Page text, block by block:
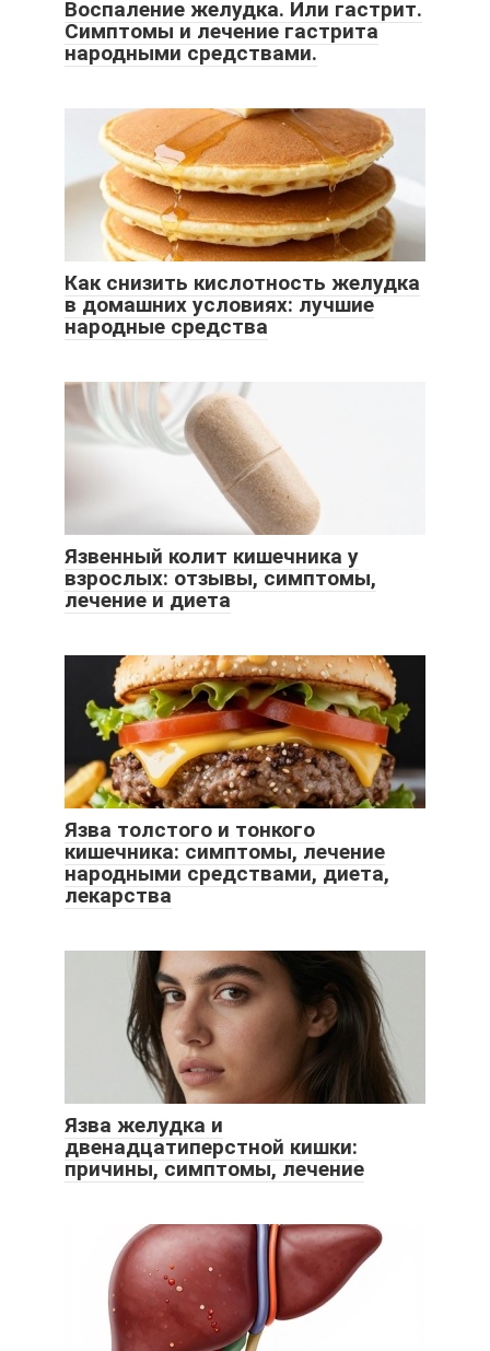
Воспаление желудка. Или гастрит.
Симптомы и лечение гастрита
народными средствами.
Как снизить кислотность желудка
в домашних условиях: лучшие
народные средства
Язвенный колит кишечника у
взрослых: отзывы, симптомы,
лечение и диета
Язва толстого и тонкого
кишечника: симптомы, лечение
народными средствами, диета,
лекарства
Язва желудка и
двенадцатиперстной кишки:
причины, симптомы, лечение